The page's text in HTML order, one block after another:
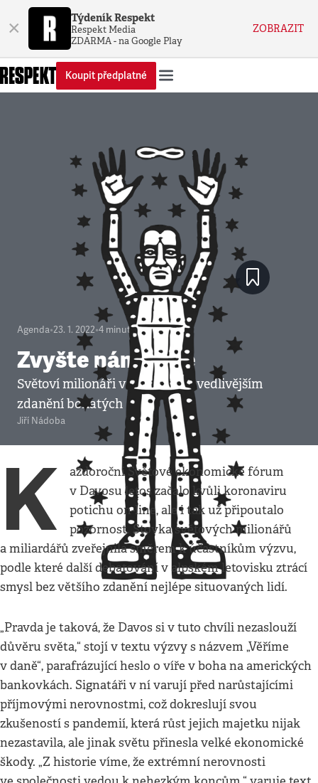
× Týdeník Respekt
Respekt Media
ZDARMA - na Google Play
ZOBRAZIT
Koupit předplatné
Agenda•23. 1. 2022•4 minuty
Zvyšte nám daně
Světoví milionáři volají po spravedlivějším
zdanění bohatých
Jiří Nádoba
K
aždoroční Světové ekonomické fórum
v Davosu letos začalo kvůli koronaviru
potichu on-line, ale i tak už připoutalo
pozornost. Stovka světových milionářů
a miliardářů zveřejnila směrem k účastníkům výzvu,
podle které další debatování v alpském letovisku ztrácí
smysl bez většího zdanění nejlépe situovaných lidí.
„Pravda je taková, že Davos si v tuto chvíli nezaslouží
důvěru světa,“ stojí v textu výzvy s názvem „Věříme
v daně“, parafrázující heslo o víře v boha na amerických
bankovkách. Signatáři v ní varují před narůstajícími
příjmovými nerovnostmi, což dokreslují svou
zkušeností s pandemií, která růst jejich majetku nijak
nezastavila, ale jinak světu přinesla velké ekonomické
škody. „Z historie víme, že extrémní nerovnosti